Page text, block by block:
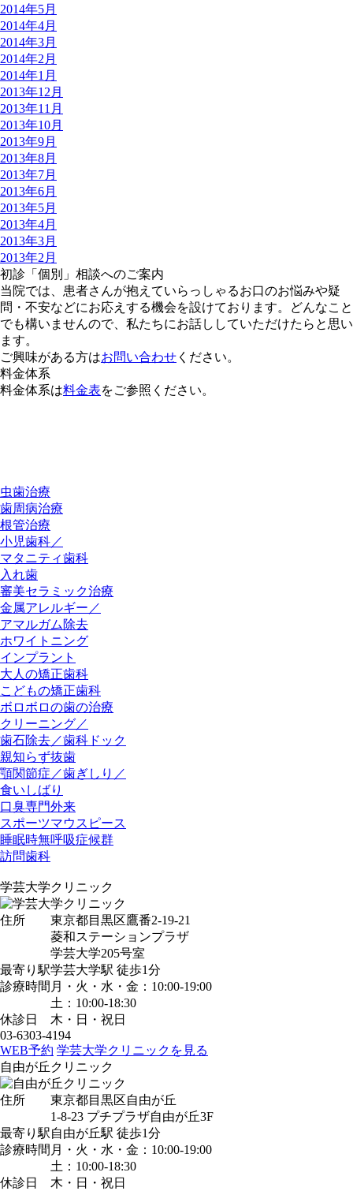
2014年5月
2014年4月
2014年3月
2014年2月
2014年1月
2013年12月
2013年11月
2013年10月
2013年9月
2013年8月
2013年7月
2013年6月
2013年5月
2013年4月
2013年3月
2013年2月
初診「個別」相談へのご案内
当院では、患者さんが抱えていらっしゃるお口のお悩みや疑
問・不安などにお応えする機会を設けております。どんなこと
でも構いませんので、私たちにお話ししていただけたらと思い
ます。
ご興味がある方はお問い合わせ ください。
料金体系
料金体系は料金表をご参照ください。
虫歯治療
歯周病治療
根管治療
小児歯科／
マタニティ歯科
入れ歯
審美セラミック治療
金属アレルギー／
アマルガム除去
ホワイトニング
インプラント
大人の矯正歯科
こどもの矯正歯科
ボロボロの歯の治療
クリーニング／
歯石除去／歯科ドック
親知らず抜歯
顎関節症／歯ぎしり／
食いしばり
口臭専門外来
スポーツマウスピース
睡眠時無呼吸症候群
訪問歯科
学芸大学クリニック
住所
東京都目黒区鷹番2-19-21
菱和ステーションプラザ
学芸大学205号室
最寄り駅学芸大学駅 徒歩1分
診療時間 月・火・水・金：10:00-19:00
土：10:00-18:30
休診日
木・日・祝日
03-6303-4194
WEB予約 学芸大学クリニックを見る
自由が丘クリニック
住所
東京都目黒区自由が丘
1-8-23 プチプラザ自由が丘3F
最寄り駅自由が丘駅 徒歩1分
診療時間 月・火・水・金：10:00-19:00
土：10:00-18:30
休診日
木・日・祝日